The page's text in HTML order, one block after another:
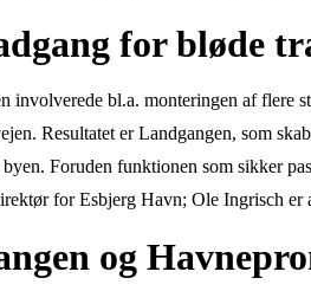
for bløde
involverede bl.a. monteringen af flere
Resultatet er Landgangen, som
Foruden funktionen som sikker
for Esbjerg Havn; Ole Ingrisch er
og